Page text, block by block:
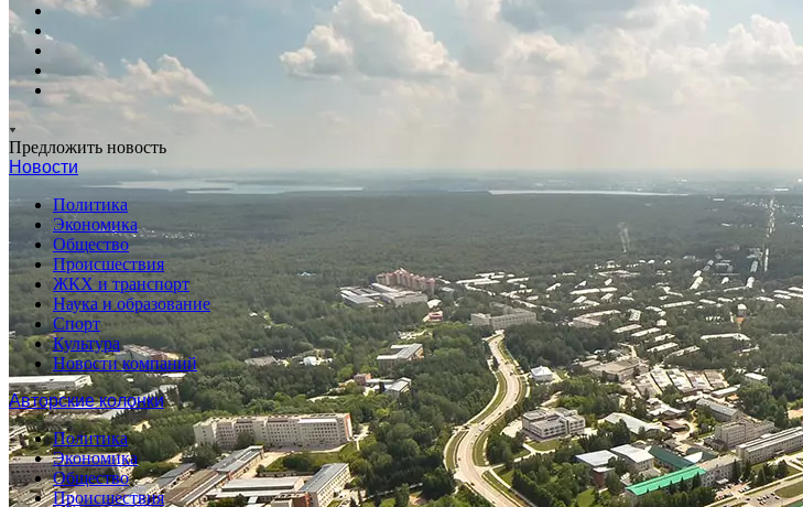
Предложить новость
Новости
Политика
Экономика
Общество
Происшествия
ЖКХ и транспорт
Наука и образование
Спорт
Культура
Новости компаний
Авторские колонки
Политика
Экономика
Общество
Происшествия